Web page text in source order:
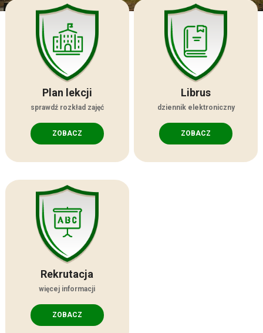
Plan lekcji
sprawdź rozkład zajęć
ZOBACZ
Librus
dziennik elektroniczny
ZOBACZ
Rekrutacja
więcej informacji
ZOBACZ